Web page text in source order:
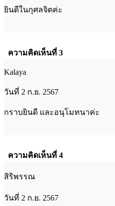
ยินดีในกุศลจิตค่ะ
ความคิดเห็นที่ 3
Kalaya
วันที่ 2 ก.ย. 2567
กราบยินดี และอนุโมทนาค่ะ
ความคิดเห็นที่ 4
สิริพรรณ
วันที่ 2 ก.ย. 2567